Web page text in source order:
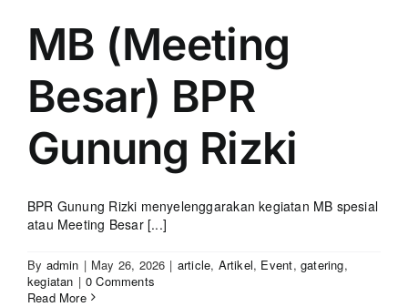
MB (Meeting
Besar) BPR
Gunung Rizki
BPR Gunung Rizki menyelenggarakan kegiatan MB spesial
atau Meeting Besar [...]
By admin | May 26, 2026 | article, Artikel, Event, gatering,
kegiatan | 0 Comments
Read More